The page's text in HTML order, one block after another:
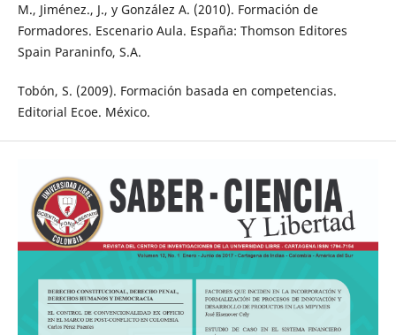
M., Jiménez., J., y González A. (2010). Formación de
Formadores. Escenario Aula. España: Thomson Editores
Spain Paraninfo, S.A.
Tobón, S. (2009). Formación basada en competencias.
Editorial Ecoe. México.